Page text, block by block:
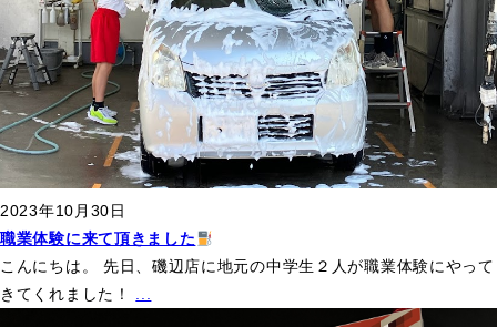
2023年10月30日
職業体験に来て頂きました
こんにちは。 先日、磯辺店に地元の中学生２人が職業体験にやって
きてくれました！